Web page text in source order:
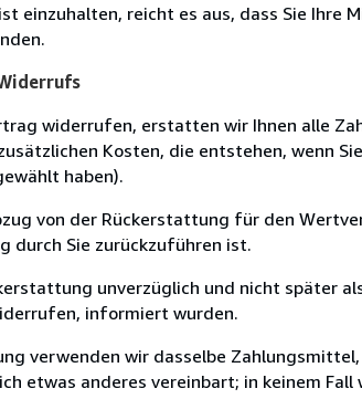
einzuhalten, reicht es aus, dass Sie Ihre
widerrufen, erstatten wir Ihnen alle
Kosten, die entstehen, wenn
haben).
von der Rückerstattung für den
durch Sie zurückzuführen ist.
unverzüglich und nicht später
informiert wurden.
verwenden wir dasselbe
etwas anderes vereinbart; in keinem